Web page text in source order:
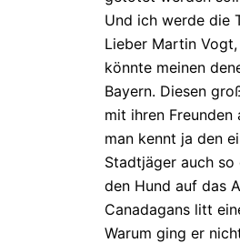
Und ich werde die
Lieber Martin
könnte meinen
Bayern. Diesen
mit ihren
man kennt ja den
Stadtjäger auch so
den Hund auf das
Canadagans litt
Warum ging er